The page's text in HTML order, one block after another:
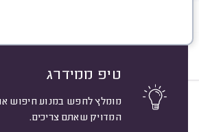
טיפ ממידרג
מומלץ לחפש במנוע חיפוש
המדויק שאתם צריכים.
גילה ס. חיפה.
משוב: 08/09/2025
10